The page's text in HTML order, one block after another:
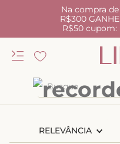
Na compra de
R$300 GANHE
R$50 cupom:
Busque
RELEVÂNCIA
kiss me